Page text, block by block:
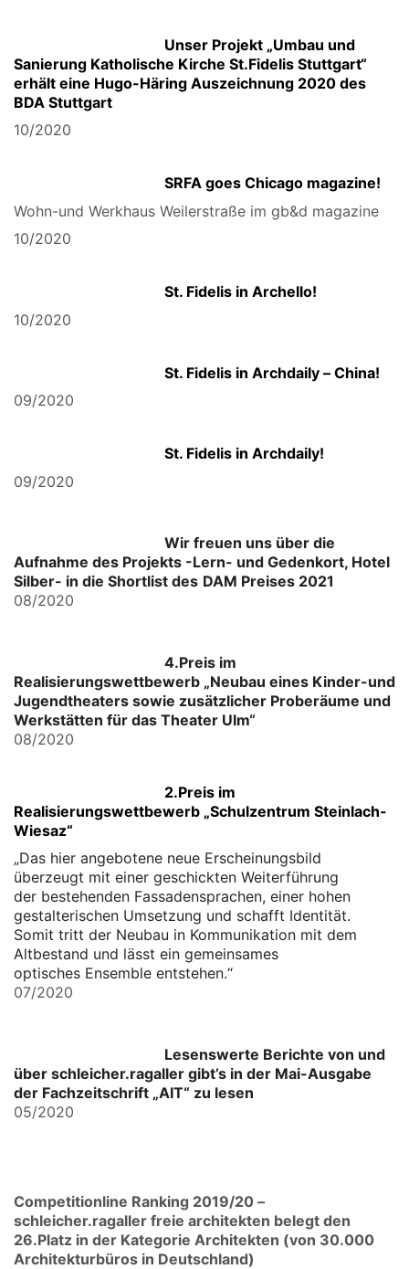
Unser Projekt „Umbau und
Sanierung Katholische Kirche St.Fidelis Stuttgart“
erhält eine Hugo-Häring Auszeichnung 2020 des
BDA Stuttgart
10/2020
SRFA goes Chicago magazine!
Wohn-und Werkhaus Weilerstraße im gb&d magazine
10/2020
St. Fidelis in Archello!
10/2020
St. Fidelis in Archdaily – China!
09/2020
St. Fidelis in Archdaily!
09/2020
Wir freuen uns über die
Aufnahme des Projekts -Lern- und Gedenkort, Hotel
Silber- in die Shortlist des DAM Preises 2021
08/2020
4.Preis im
Realisierungswettbewerb „Neubau eines Kinder-und
Jugendtheaters sowie zusätzlicher Proberäume und
Werkstätten für das Theater Ulm“
08/2020
2.Preis im
Realisierungswettbewerb „Schulzentrum Steinlach-
Wiesaz“
„Das hier angebotene neue Erscheinungsbild
überzeugt mit einer geschickten Weiterführung
der bestehenden Fassadensprachen, einer hohen
gestalterischen Umsetzung und schafft Identität.
Somit tritt der Neubau in Kommunikation mit dem
Altbestand und lässt ein gemeinsames
optisches Ensemble entstehen.“
07/2020
Lesenswerte Berichte von und
über schleicher.ragaller gibt’s in der Mai-Ausgabe
der Fachzeitschrift „AIT“ zu lesen
05/2020
Competitionline Ranking 2019/20 –
schleicher.ragaller freie architekten belegt den
26.Platz in der Kategorie Architekten (von 30.000
Architekturbüros in Deutschland)